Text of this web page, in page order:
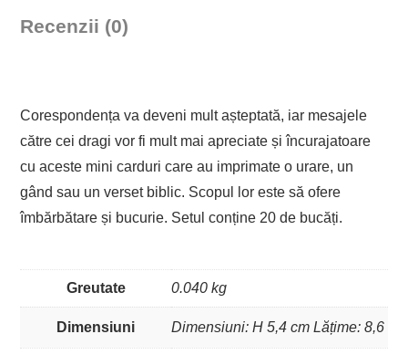
Recenzii (0)
Corespondența va deveni mult așteptată, iar mesajele
către cei dragi vor fi mult mai apreciate și încurajatoare
cu aceste mini carduri care au imprimate o urare, un
gând sau un verset biblic. Scopul lor este să ofere
îmbărbătare și bucurie. Setul conține 20 de bucăți.
Greutate 0.040 kg
Dimensiuni Dimensiuni: H 5,4 cm Lățime: 8,6